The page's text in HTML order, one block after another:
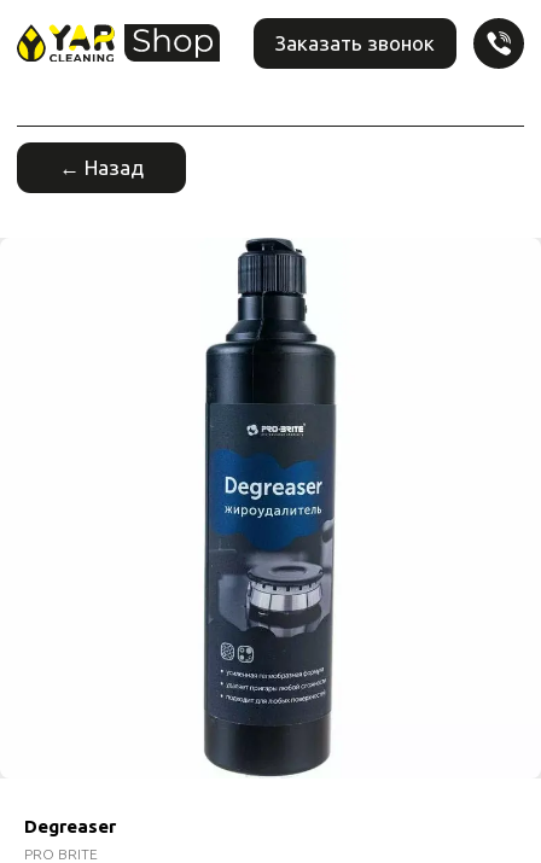
Заказать звонок
Degreaser
PRO BRITE